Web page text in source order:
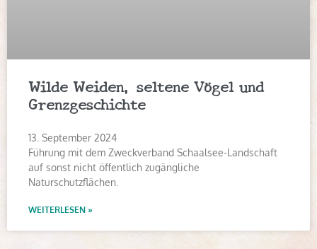
Wilde Weiden, seltene Vögel und
Grenzgeschichte
13. September 2024
Führung mit dem Zweckverband Schaalsee-Landschaft
auf sonst nicht öffentlich zugängliche
Naturschutzflächen.
WEITERLESEN »